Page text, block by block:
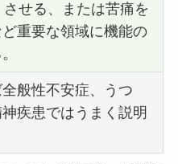
させる、または苦痛を
重要な領域に機能の
般性不安症、うつ
疾患ではうまく説明